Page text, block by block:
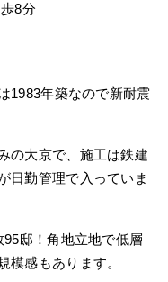
8分
1983年築なので新耐震
の大京で、施工は鉄建
日勤管理で入っていま
邸！角地立地で低層
模感もあります。